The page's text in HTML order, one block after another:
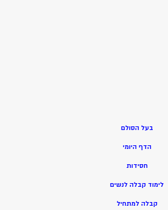
בעל הסולם
הדף היומי
חסידות
לימוד קבלה לנשים
קבלה למתחיל